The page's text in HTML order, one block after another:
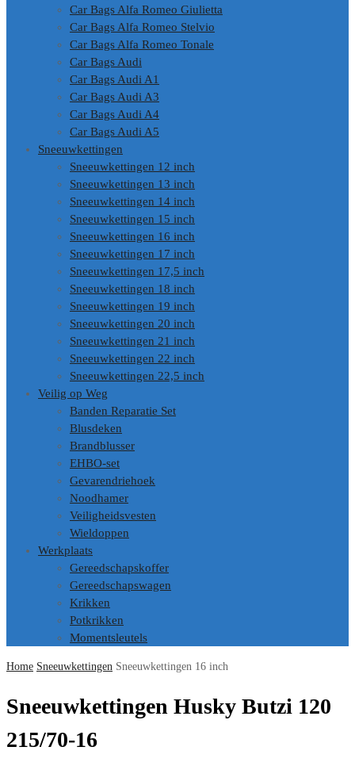
Car Bags Alfa Romeo Giulietta
Car Bags Alfa Romeo Stelvio
Car Bags Alfa Romeo Tonale
Car Bags Audi
Car Bags Audi A1
Car Bags Audi A3
Car Bags Audi A4
Car Bags Audi A5
Sneeuwkettingen
Sneeuwkettingen 12 inch
Sneeuwkettingen 13 inch
Sneeuwkettingen 14 inch
Sneeuwkettingen 15 inch
Sneeuwkettingen 16 inch
Sneeuwkettingen 17 inch
Sneeuwkettingen 17,5 inch
Sneeuwkettingen 18 inch
Sneeuwkettingen 19 inch
Sneeuwkettingen 20 inch
Sneeuwkettingen 21 inch
Sneeuwkettingen 22 inch
Sneeuwkettingen 22,5 inch
Veilig op Weg
Banden Reparatie Set
Blusdeken
Brandblusser
EHBO-set
Gevarendriehoek
Noodhamer
Veiligheidsvesten
Wieldoppen
Werkplaats
Gereedschapskoffer
Gereedschapswagen
Krikken
Potkrikken
Momentsleutels
Home Sneeuwkettingen Sneeuwkettingen 16 inch
Sneeuwkettingen Husky Butzi 120
215/70-16